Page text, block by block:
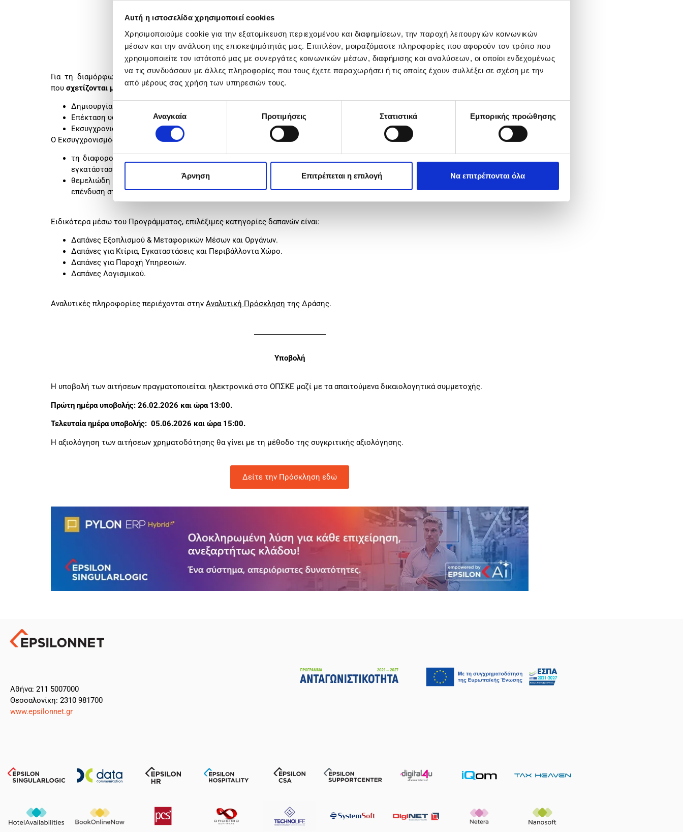
Αυτή η ιστοσελίδα χρησιμοποιεί cookies
Χρησιμοποιούμε cookie για την εξατομίκευση περιεχομένου και διαφημίσεων, την παροχή λειτουργιών κοινωνικών
μέσων και την ανάλυση της επισκεψιμότητάς μας. Επιπλέον, μοιραζόμαστε πληροφορίες που αφορούν τον τρόπο που
χρησιμοποιείτε τον ιστότοπό μας με συνεργάτες κοινωνικών μέσων, διαφήμισης και αναλύσεων, οι οποίοι ενδεχομένως
να τις συνδυάσουν με άλλες πληροφορίες που τους έχετε παραχωρήσει ή τις οποίες έχουν συλλέξει σε σχέση με την
από μέρους σας χρήση των υπηρεσιών τους.
συγκατάθεσηςΑναγκαία Προτιμήσεις Στατιστικά Εμπορικής προώθησης
Άρνηση Επιτρέπεται η επιλογή Να επιτρέπονται όλα
Επιλέξιμες Δαπάνες
Για τη διαμόρφωση του προϋπολογισμού των προς χρηματοδότηση επενδυτικών σχεδίων στη Δράση, επιλέξιμες είναι δαπάνες
που σχετίζονται με
Δημιουργία νέας εγκατάστασης,
Επέκταση υφιστάμενου επιχειρηματικού πάρκου,
Εκσυγχρονισμό υφιστάμενου επιχειρηματικού πάρκου.
Ο Εκσυγχρονισμός πρέπει να αφορά σε ένα τουλάχιστον από τα εξής:
τη διαφοροποίηση της παραγωγής υφιστάμενης εγκατάστασης σε προϊόντα ή υπηρεσίες που δεν παρήγαγε προηγουμένως η
εγκατάσταση· ή
θεμελιώδη αλλαγή στη συνολική παραγωγική διαδικασία των προϊόντων ή στη συνολική παροχή των υπηρεσιών που αφορά η
επένδυση στην εγκατάσταση·
Ειδικότερα μέσω του Προγράμματος, επιλέξιμες κατηγορίες δαπανών είναι:
Δαπάνες Εξοπλισμού & Μεταφορικών Μέσων και Οργάνων.
Δαπάνες για Κτίρια, Εγκαταστάσεις και Περιβάλλοντα Χώρο.
Δαπάνες για Παροχή Υπηρεσιών.
Δαπάνες Λογισμικού.
Αναλυτικές πληροφορίες περιέχονται στην Αναλυτική Πρόσκληση της Δράσης.
Υποβολή
Η υποβολή των αιτήσεων πραγματοποιείται ηλεκτρονικά στο ΟΠΣΚΕ μαζί με τα απαιτούμενα δικαιολογητικά συμμετοχής.
Πρώτη ημέρα υποβολής: 26.02.2026 και ώρα 13:00.
Τελευταία ημέρα υποβολής: 05.06.2026 και ώρα 15:00.
Η αξιολόγηση των αιτήσεων χρηματοδότησης θα γίνει με τη μέθοδο της συγκριτικής αξιολόγησης.
Δείτε την Πρόσκληση εδώ
Aθήνα: 211 5007000
Θεσσαλονίκη: 2310 981700
www.epsilonnet.gr